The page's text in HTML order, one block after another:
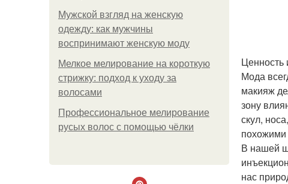
Мужской взгляд на женскую
одежду: как мужчины
воспринимают женскую моду
Мелкое мелирование на короткую
стрижку: подход к уходу за
волосами
Профессиональное мелирование
русых волос с помощью чёлки
Ценность
Мода
макияж
зону
скул,
похожими
В нашей
нас